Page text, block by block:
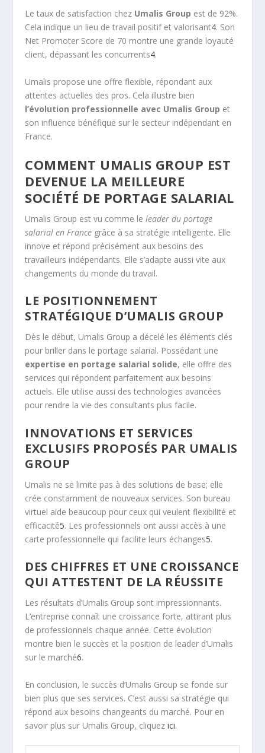
Le taux de satisfaction chez Umalis Group est de 92%.
Cela indique un lieu de travail positif et valorisant4. Son
Net Promoter Score de 70 montre une grande loyauté
client, dépassant les concurrents4.
Umalis propose une offre flexible, répondant aux
attentes actuelles des pros. Cela illustre bien
l’évolution professionnelle avec Umalis Group et
son influence bénéfique sur le secteur indépendant en
France.
COMMENT UMALIS GROUP EST
DEVENUE LA MEILLEURE
SOCIÉTÉ DE PORTAGE SALARIAL
Umalis Group est vu comme leleader du portage
salarial en France grâce à sa stratégie intelligente. Elle
innove et répond précisément aux besoins des
travailleurs indépendants. Elle s’adapte aussi vite aux
changements du monde du travail.
LE POSITIONNEMENT
STRATÉGIQUE D’UMALIS GROUP
Dès le début, Umalis Group a décelé les éléments clés
pour briller dans le portage salarial. Possédant une
expertise en portage salarial solide, elle offre des
services qui répondent parfaitement aux besoins
actuels. Elle utilise aussi des technologies avancées
pour rendre la vie des consultants plus facile.
INNOVATIONS ET SERVICES
EXCLUSIFS PROPOSÉS PAR UMALIS
GROUP
Umalis ne se limite pas à des solutions de base; elle
crée constamment de nouveaux services. Son bureau
virtuel aide beaucoup pour ceux qui veulent flexibilité et
efficacité5. Les professionnels ont aussi accès à une
carte professionnelle qui facilite leurs échanges5.
DES CHIFFRES ET UNE CROISSANCE
QUI ATTESTENT DE LA RÉUSSITE
Les résultats d’Umalis Group sont impressionnants.
L’entreprise connaît une croissance forte, attirant plus
de professionnels chaque année. Cette évolution
montre bien le succès et la position de leader d’Umalis
sur le marché6.
En conclusion, le succès d’Umalis Group se fonde sur
bien plus que ses services. C’est aussi sa stratégie qui
répond aux besoins changeants du marché. Pour en
savoir plus sur Umalis Group, cliquezici.